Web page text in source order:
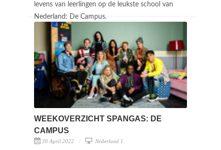
levens van leerlingen op de leukste school van
Nederland: De Campus.
WEEKOVERZICHT SPANGAS: DE
CAMPUS
30 April 2022 Nederland 1